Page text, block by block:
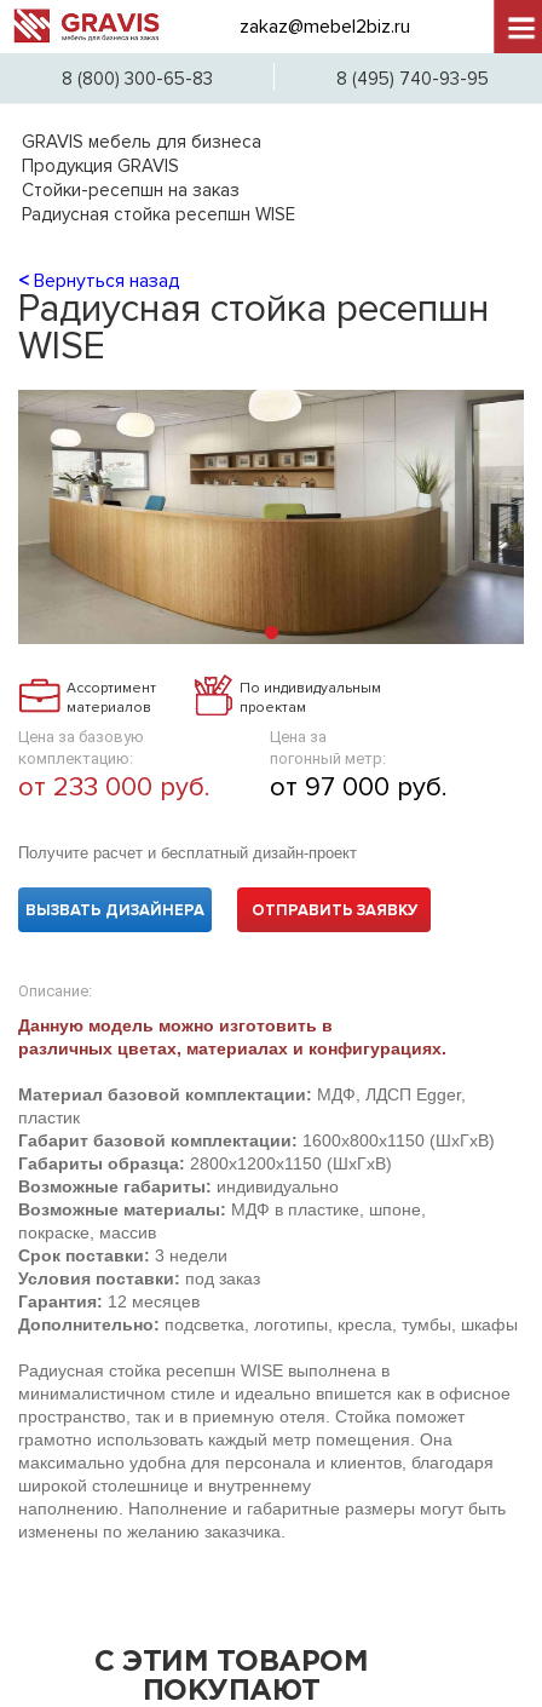
+7
zakaz@mebel2biz.ru
8 (800) 300-65-83 8 (495) 740-93-95
GRAVIS мебель для бизнеса
Продукция GRAVIS
Стойки-ресепшн на заказ
Радиусная стойка ресепшн WISE
< Вернуться назад
Радиусная стойка ресепшн
WISE
Ассортимент
материалов
По индивидуальным
проектам
Цена за базовую
комплектацию:
от 233 000 руб.
Цена за
погонный метр:
от 97 000 руб.
Получите расчет и бесплатный дизайн-проект
ВЫЗВАТЬ ДИЗАЙНЕРА ОТПРАВИТЬ ЗАЯВКУ
Описание:
Данную модель можно изготовить в
различных цветах, материалах и конфигурациях.
Материал базовой комплектации: МДФ, ЛДСП Egger,
пластик
Габарит базовой комплектации: 1600х800х1150 (ШхГхВ)
Габариты образца: 2800х1200х1150 (ШхГхВ)
Возможные габариты: индивидуально
Возможные материалы: МДФ в пластике, шпоне,
покраске, массив
Срок поставки: 3 недели
Условия поставки: под заказ
Гарантия: 12 месяцев
Дополнительно: подсветка, логотипы, кресла, тумбы, шкафы
Радиусная стойка ресепшн WISE выполнена в
минималистичном стиле и идеально впишется как в офисное
пространство, так и в приемную отеля. Стойка поможет
грамотно использовать каждый метр помещения. Она
максимально удобна для персонала и клиентов, благодаря
широкой столешнице и внутреннему
наполнению. Наполнение и габаритные размеры могут быть
изменены по желанию заказчика.
С ЭТИМ ТОВАРОМ
ПОКУПАЮТ